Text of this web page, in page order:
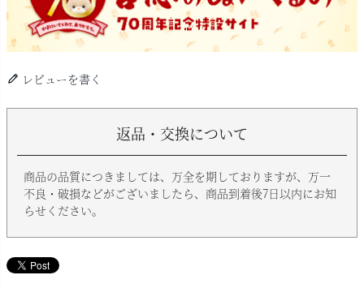
レビューを書く
返品・交換について
商品の品質につきましては、万全を期しておりますが、万一
不良・破損などがございましたら、商品到着後7日以内にお知
らせください。